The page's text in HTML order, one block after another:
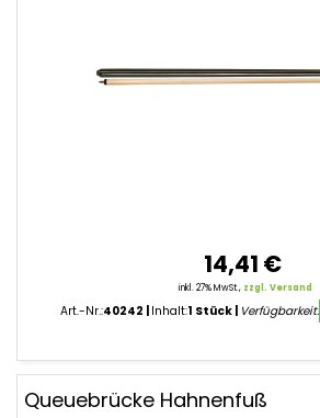
14,41 €
inkl. 27% MwSt., zzgl. Versand
Art.-Nr.:40242 Inhalt:1 Stück Verfügbarkeit:
Queuebrücke Hahnenfuß